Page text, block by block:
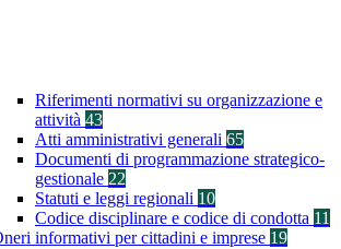
Riferimenti normativi su organizzazione e
attività 43
Atti amministrativi generali 65
Documenti di programmazione strategico-
gestionale 22
Statuti e leggi regionali 10
Codice disciplinare e codice di condotta 11
informativi per cittadini e imprese 19